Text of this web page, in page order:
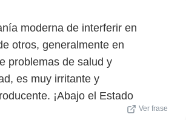
moderna de interferir en
otros, generalmente en
problemas de salud y
es muy irritante y
¡Abajo el Estado
Ver frase